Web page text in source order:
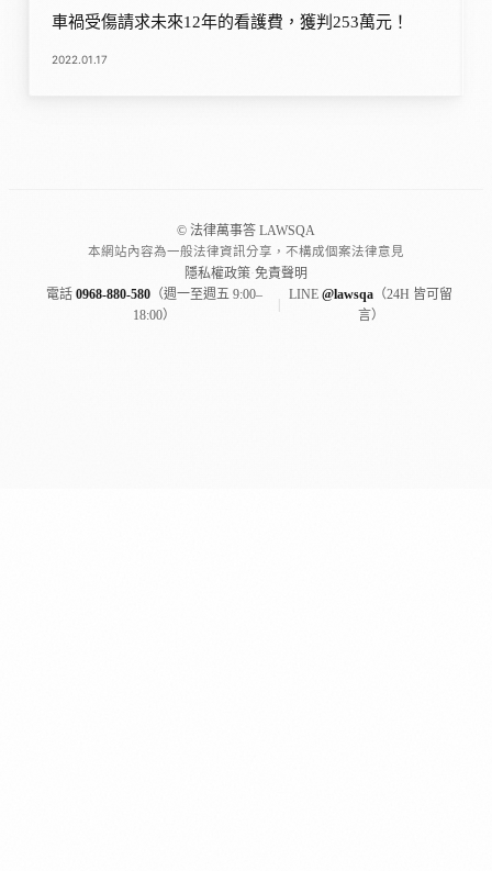
車禍受傷請求未來12年的看護費，獲判253萬元！
2022.01.17
© 法律萬事答 LAWSQA
本網站內容為一般法律資訊分享，不構成個案法律意見
隱私權政策·免責聲明
電話0968-880-580 （週一至週五 9:00–
18:00）
LINE@lawsqa （24H 皆可留
言）